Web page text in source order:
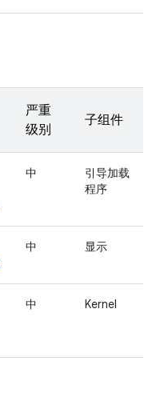
严重
级别
子组件
中
引导加载
程序
中 显示
中 Kernel